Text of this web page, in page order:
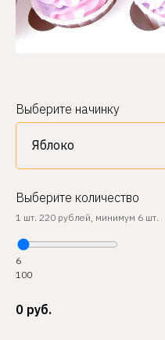
Выберите начинку
Выберите количество
1 шт. 220 рублей, минимум 6 шт.
6
100
0 руб.